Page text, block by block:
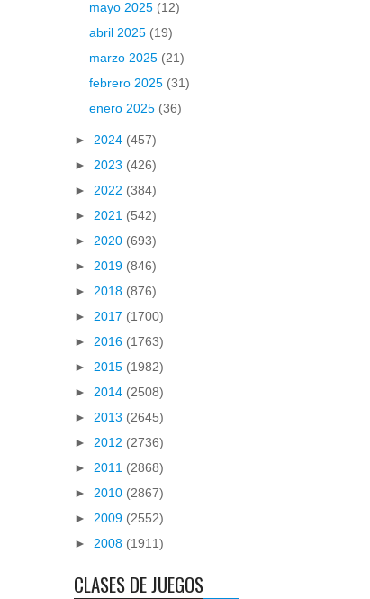
mayo 2025 (12)
abril 2025 (19)
marzo 2025 (21)
febrero 2025 (31)
enero 2025 (36)
► 2024 (457)
► 2023 (426)
► 2022 (384)
► 2021 (542)
► 2020 (693)
► 2019 (846)
► 2018 (876)
► 2017 (1700)
► 2016 (1763)
► 2015 (1982)
► 2014 (2508)
► 2013 (2645)
► 2012 (2736)
► 2011 (2868)
► 2010 (2867)
► 2009 (2552)
► 2008 (1911)
CLASES DE JUEGOS